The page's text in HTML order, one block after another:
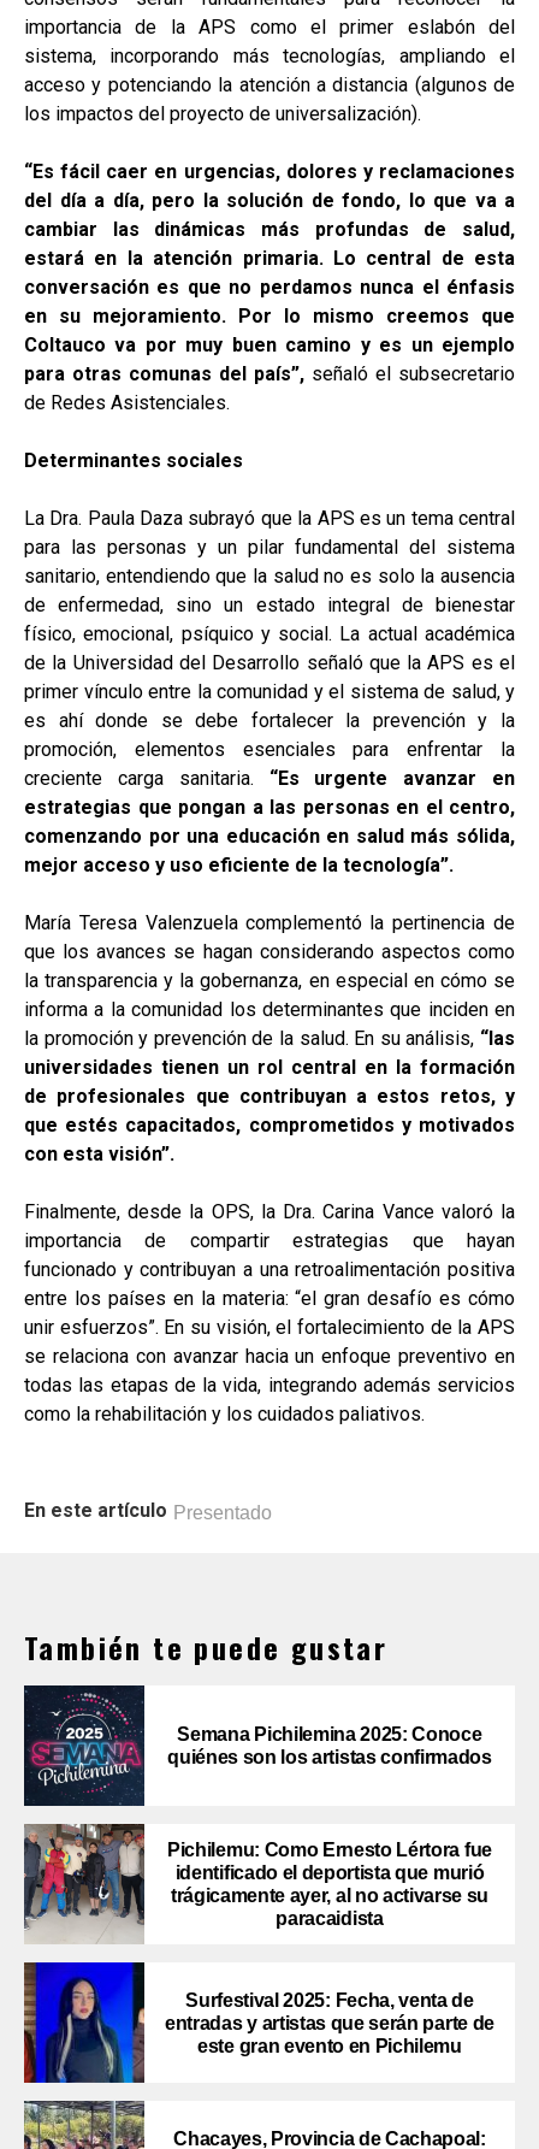
importancia de la APS como el primer eslabón del
sistema, incorporando más tecnologías, ampliando el
acceso y potenciando la atención a distancia (algunos de
los impactos del proyecto de universalización).
“Es fácil caer en urgencias, dolores y reclamaciones
del día a día, pero la solución de fondo, lo que va a
cambiar las dinámicas más profundas de salud,
estará en la atención primaria. Lo central de esta
conversación es que no perdamos nunca el énfasis
en su mejoramiento. Por lo mismo creemos que
Coltauco va por muy buen camino y es un ejemplo
para otras comunas del país”, señaló el subsecretario
de Redes Asistenciales.
Determinantes sociales
La Dra. Paula Daza subrayó que la APS es un tema central
para las personas y un pilar fundamental del sistema
sanitario, entendiendo que la salud no es solo la ausencia
de enfermedad, sino un estado integral de bienestar
físico, emocional, psíquico y social. La actual académica
de la Universidad del Desarrollo señaló que la APS es el
primer vínculo entre la comunidad y el sistema de salud, y
es ahí donde se debe fortalecer la prevención y la
promoción, elementos esenciales para enfrentar la
creciente carga sanitaria. “Es urgente avanzar en
estrategias que pongan a las personas en el centro,
comenzando por una educación en salud más sólida,
mejor acceso y uso eficiente de la tecnología”.
María Teresa Valenzuela complementó la pertinencia de
que los avances se hagan considerando aspectos como
la transparencia y la gobernanza, en especial en cómo se
informa a la comunidad los determinantes que inciden en
la promoción y prevención de la salud. En su análisis, “las
universidades tienen un rol central en la formación
de profesionales que contribuyan a estos retos, y
que estés capacitados, comprometidos y motivados
con esta visión”.
Finalmente, desde la OPS, la Dra. Carina Vance valoró la
importancia de compartir estrategias que hayan
funcionado y contribuyan a una retroalimentación positiva
entre los países en la materia: “el gran desafío es cómo
unir esfuerzos”. En su visión, el fortalecimiento de la APS
se relaciona con avanzar hacia un enfoque preventivo en
todas las etapas de la vida, integrando además servicios
como la rehabilitación y los cuidados paliativos.
En este artículo Presentado
También te puede gustar
Semana Pichilemina 2025: Conoce
quiénes son los artistas confirmados
Pichilemu: Como Ernesto Lértora fue
identificado el deportista que murió
trágicamente ayer, al no activarse su
paracaidista
Surfestival 2025: Fecha, venta de
entradas y artistas que serán parte de
este gran evento en Pichilemu
Chacayes, Provincia de Cachapoal: